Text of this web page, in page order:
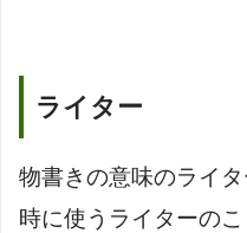
ライター
物書きの意味のライ
時に使うライターの